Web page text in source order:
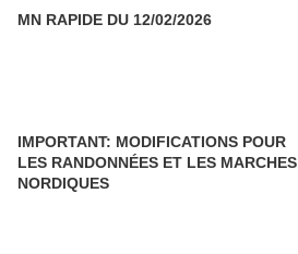
MN RAPIDE DU 12/02/2026
IMPORTANT: MODIFICATIONS POUR
LES RANDONNÉES ET LES MARCHES
NORDIQUES